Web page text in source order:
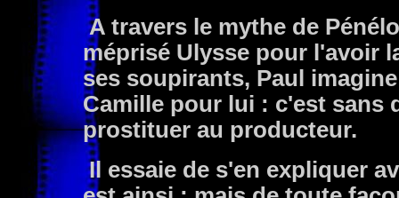
A travers le mythe de
méprisé Ulysse pour l'avoir
ses soupirants, Paul
Camille pour lui : c'est sans
prostituer au producteur.
Il essaie de s'en expliquer